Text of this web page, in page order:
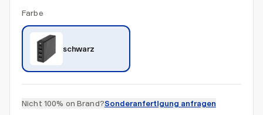
Farbe
schwarz
Nicht 100% on Brand?Sonderanfertigung anfragen